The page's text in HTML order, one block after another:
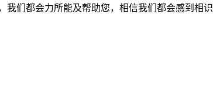
们都会力所能及帮助您，相信我们都会感到相